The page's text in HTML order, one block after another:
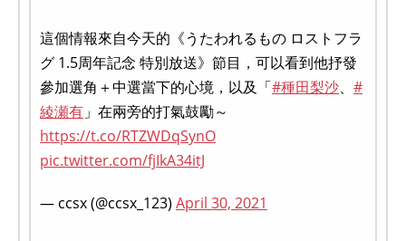
這個情報來自今天的《うたわれるもの ロストフラ
グ 1.5周年記念 特別放送》節目，可以看到他抒發
參加選角＋中選當下的心境，以及「#種田梨沙、 #
綾瀬有 」在兩旁的打氣鼓勵～
https://t.co/RTZWDqSynO
pic.twitter.com/fjIkA34itJ
— ccsx (@ccsx_123) April 30, 2021